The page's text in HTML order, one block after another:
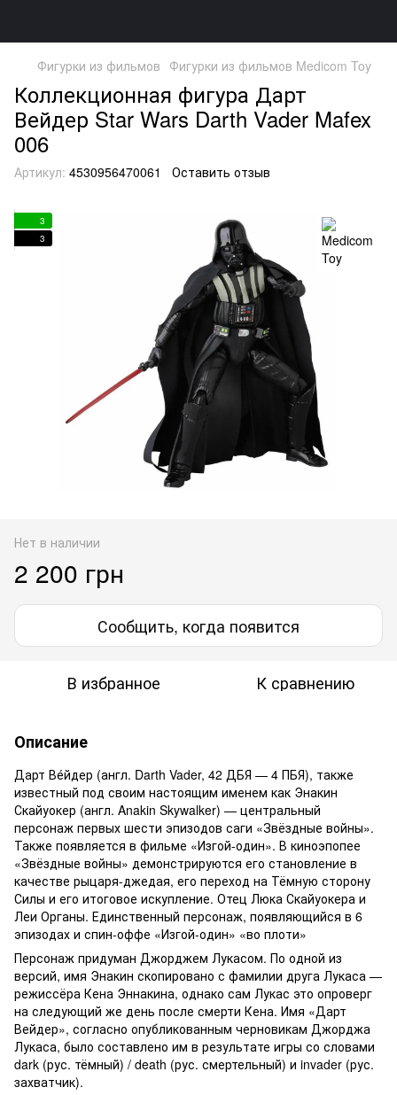
Фигурки из фильмов Фигурки из фильмов Medicom Toy
Коллекционная фигура Дарт
Вейдер Star Wars Darth Vader Mafex
006
Артикул: 4530956470061 Оставить отзыв
3
3
Нет в наличии
2 200 грн
Сообщить, когда появится
В избранное К сравнению
Описание
Дарт Ве́йдер (англ. Darth Vader, 42 ДБЯ — 4 ПБЯ), также
известный под своим настоящим именем как Энакин
Скайуокер (англ. Anakin Skywalker) — центральный
персонаж первых шести эпизодов саги «Звёздные войны».
Также появляется в фильме «Изгой-один». В киноэпопее
«Звёздные войны» демонстрируются его становление в
качестве рыцаря-джедая, его переход на Тёмную сторону
Силы и его итоговое искупление. Отец Люка Скайуокера и
Леи Органы. Единственный персонаж, появляющийся в 6
эпизодах и спин-оффе «Изгой-один» «во плоти»
Персонаж придуман Джорджем Лукасом. По одной из
версий, имя Энакин скопировано с фамилии друга Лукаса —
режиссёра Кена Эннакина, однако сам Лукас это опроверг
на следующий же день после смерти Кена. Имя «Дарт
Вейдер», согласно опубликованным черновикам Джорджа
Лукаса, было составлено им в результате игры со словами
dark (рус. тёмный) / death (рус. смертельный) и invader (рус.
захватчик).